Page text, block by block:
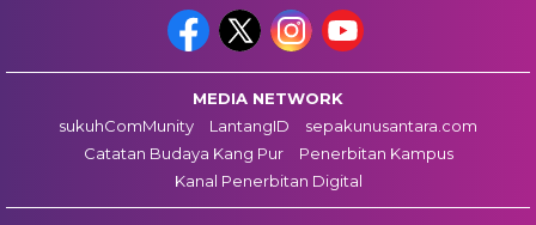
MEDIA NETWORK
sukuhComMunity
LantangID
sepakunusantara.com
Catatan Budaya Kang Pur
Penerbitan Kampus
Kanal Penerbitan Digital